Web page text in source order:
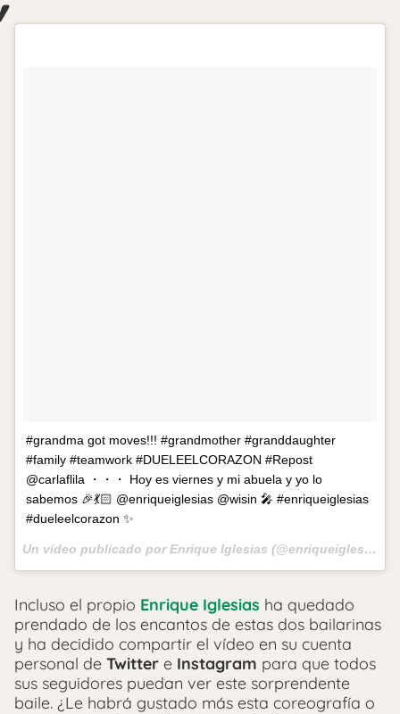
#grandma got moves!!! #grandmother #granddaughter
#family #teamwork #DUELEELCORAZON #Repost
@carlaflila ・・・ Hoy es viernes y mi abuela y yo lo
sabemos 🎉💃🏻 @enriqueiglesias @wisin 🎤 #enriqueiglesias
#dueleelcorazon ✨
Un vídeo publicado por Enrique Iglesias (@enriqueiglesias) el
Incluso el propio Enrique Iglesias ha quedado
prendado de los encantos de estas dos bailarinas
y ha decidido compartir el vídeo en su cuenta
personal de Twitter e Instagram para que todos
sus seguidores puedan ver este sorprendente
baile. ¿Le habrá gustado más esta coreografía o